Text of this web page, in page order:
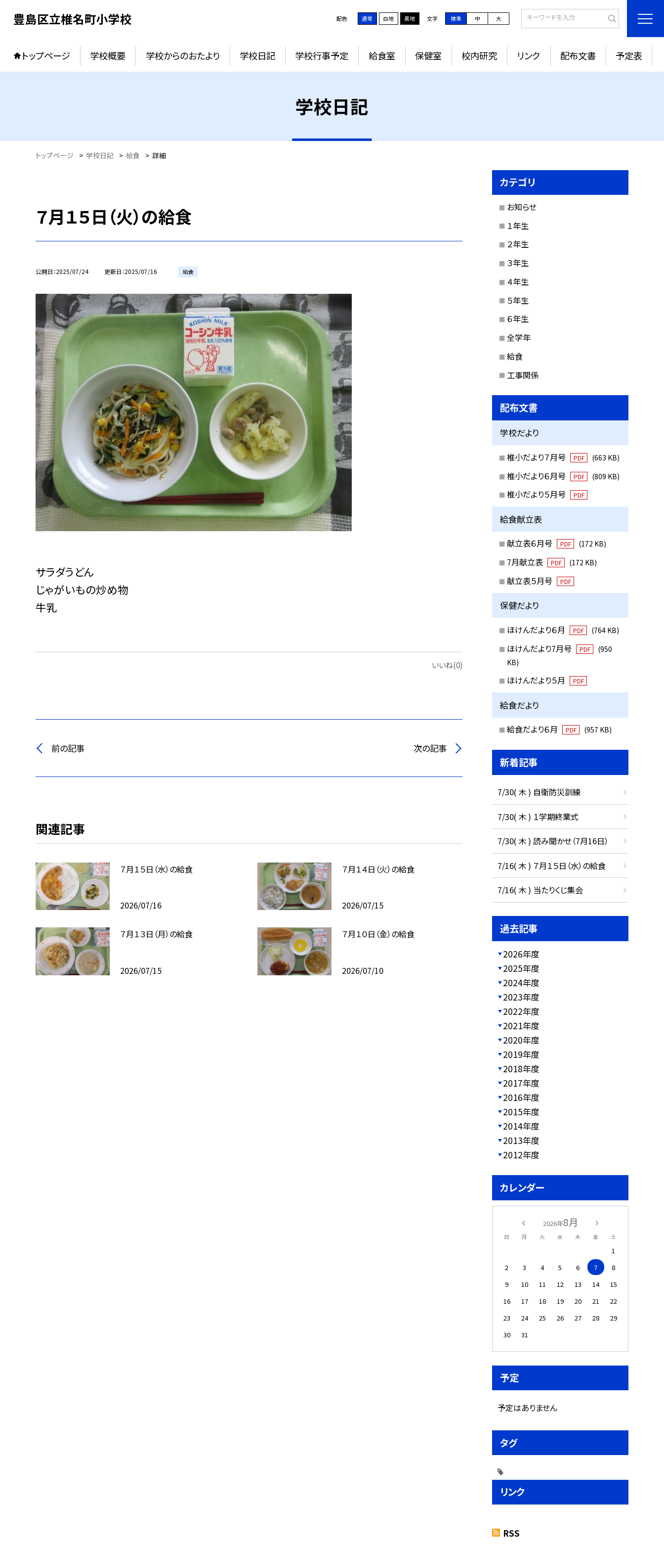
豊島区立椎名町小学校 配色 通常 白地 黒地 文字 標準 中 大
トップページ 学校概要 学校からのおたより 学校日記 学校行事予定 給食室 保健室 校内研究 リンク 配布文書 予定表
学校日記
トップページ > 学校日記 > 給食 > 詳細
７月１５日（火）の給食
公開日 2025/07/24 更新日 2025/07/16 給食
サラダうどん
じゃがいもの炒め物
牛乳
いいね(0)
前の記事 次の記事
関連記事
７月１５日（水）の給食
2026/07/16
７月１４日（火）の給食
2026/07/15
７月１３日（月）の給食
2026/07/15
７月１０日（金）の給食
2026/07/10
カテゴリ
お知らせ
１年生
２年生
３年生
４年生
５年生
６年生
全学年
給食
工事関係
配布文書
学校だより
椎小だより７月号 PDF (663 KB)
椎小だより６月号 PDF (809 KB)
椎小だより５月号 PDF
給食献立表
献立表６月号 PDF (172 KB)
7月献立表 PDF (172 KB)
献立表５月号 PDF
保健だより
ほけんだより６月 PDF (764 KB)
ほけんだより7月号 PDF
(950
KB)
ほけんだより５月 PDF
給食だより
給食だより６月 PDF (957 KB)
新着記事
7/30( 木 ) 自衛防災訓練
7/30( 木 ) １学期終業式
7/30( 木 ) 読み聞かせ（7月16日）
7/16( 木 ) ７月１５日（水）の給食
7/16( 木 ) 当たりくじ集会
過去記事
2026年度
2025年度
2024年度
2023年度
2022年度
2021年度
2020年度
2019年度
2018年度
2017年度
2016年度
2015年度
2014年度
2013年度
2012年度
カレンダー
2026年8月
日 月 火 水 木 金 土
1
2
3 4 5 6 7
8
9
10 11 12 13 14
15
16
17 18 19 20 21
22
23
24 25 26 27 28
29
30
31
予定
予定はありません
タグ
リンク
RSS